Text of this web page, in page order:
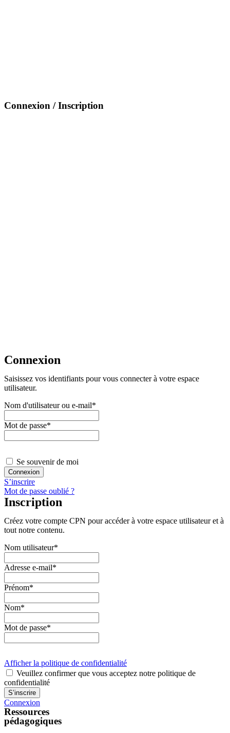
Connexion / Inscription
Connexion
Saisissez vos identifiants pour vous connecter à votre espace
utilisateur.
Nom d'utilisateur ou e-mail*
Mot de passe*
Se souvenir de moi
S’inscrire
Mot de passe oublié ?
Inscription
Créez votre compte CPN pour accéder à votre espace utilisateur et à
tout notre contenu.
Nom utilisateur*
Adresse e-mail*
Prénom*
Nom*
Mot de passe*
Afficher la politique de confidentialité
Veuillez confirmer que vous acceptez notre politique de
confidentialité
Connexion
Ressources
pédagogiques